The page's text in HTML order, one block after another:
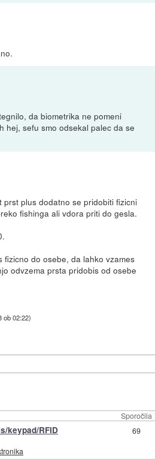
da biometrika ne pomeni
hej, sefu smo odsekal palec da se
prst plus dodatno se pridobiti fizicni
fishinga ali vdora priti do gesla.
fizicno do osebe, da lahko vzames
odvzema prsta pridobis od osebe
ob 02:22)
Sporočila
keypad/RFID 69